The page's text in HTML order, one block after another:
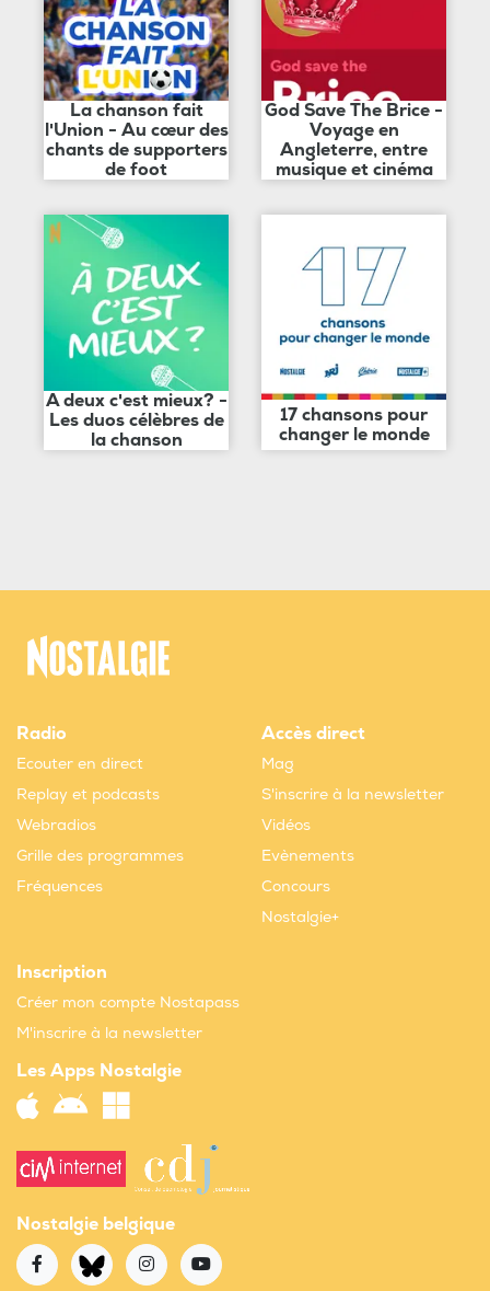
La chanson fait
l'Union - Au cœur des
chants de supporters
de foot
God Save The Brice -
Voyage en
Angleterre, entre
musique et cinéma
A deux c'est mieux? -
Les duos célèbres de
la chanson
17 chansons pour
changer le monde
Radio
Ecouter en direct
Replay et podcasts
Webradios
Grille des programmes
Fréquences
Accès direct
Mag
S'inscrire à la newsletter
Vidéos
Evènements
Concours
Nostalgie+
Inscription
Créer mon compte Nostapass
M'inscrire à la newsletter
Les Apps Nostalgie
Nostalgie belgique